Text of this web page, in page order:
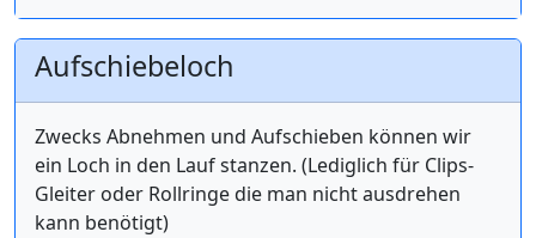
Aufschiebeloch
Zwecks Abnehmen und Aufschieben können wir
ein Loch in den Lauf stanzen. (Lediglich für Clips-
Gleiter oder Rollringe die man nicht ausdrehen
kann benötigt)